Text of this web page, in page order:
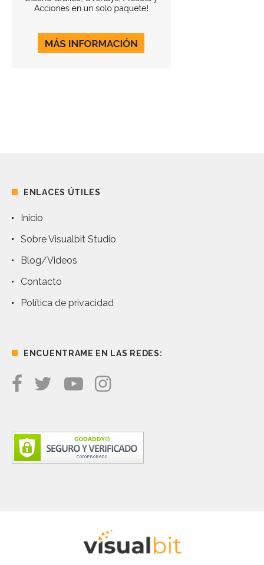
ENLACES ÚTILES
Inicio
Sobre Visualbit Studio
Blog/Videos
Contacto
Política de privacidad
ENCUENTRAME EN LAS REDES: